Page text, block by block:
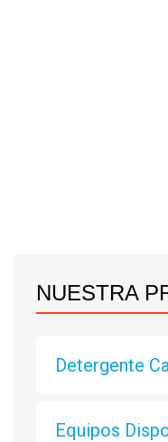
NUESTRA
Detergente
Equipos